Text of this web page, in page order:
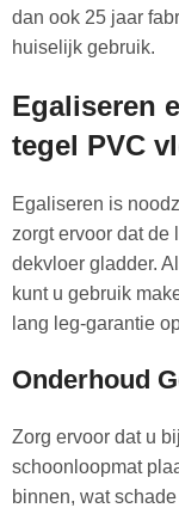
dan ook 25 jaar
huiselijk gebruik.
Egaliseren
tegel PVC
Egaliseren is
zorgt ervoor dat de
dekvloer gladder.
kunt u gebruik
lang leg-garantie
Onderhoud
Zorg ervoor dat u
schoonloopmat
binnen, wat